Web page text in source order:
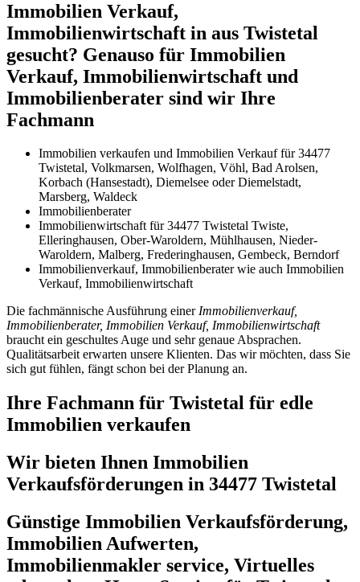
Immobilien Verkauf,
Immobilienwirtschaft in aus Twistetal
gesucht? Genauso für Immobilien
Verkauf, Immobilienwirtschaft und
Immobilienberater sind wir Ihre
Fachmann
Immobilien verkaufen und Immobilien Verkauf für 34477
Twistetal, Volkmarsen, Wolfhagen, Vöhl, Bad Arolsen,
Korbach (Hansestadt), Diemelsee oder Diemelstadt,
Marsberg, Waldeck
Immobilienberater
Immobilienwirtschaft für 34477 Twistetal Twiste,
Elleringhausen, Ober-Waroldern, Mühlhausen, Nieder-
Waroldern, Malberg, Frederinghausen, Gembeck, Berndorf
Immobilienverkauf, Immobilienberater wie auch Immobilien
Verkauf, Immobilienwirtschaft
Die fachmännische Ausführung einerImmobilienverkauf,
Immobilienberater, Immobilien Verkauf, Immobilienwirtschaft
braucht ein geschultes Auge und sehr genaue Absprachen.
Qualitätsarbeit erwarten unsere Klienten. Das wir möchten, dass Sie
sich gut fühlen, fängt schon bei der Planung an.
Ihre Fachmann für Twistetal für edle
Immobilien verkaufen
Wir bieten Ihnen Immobilien
Verkaufsförderungen in 34477 Twistetal
Günstige Immobilien Verkaufsförderung,
Immobilien Aufwerten,
Immobilienmakler service, Virtuelles